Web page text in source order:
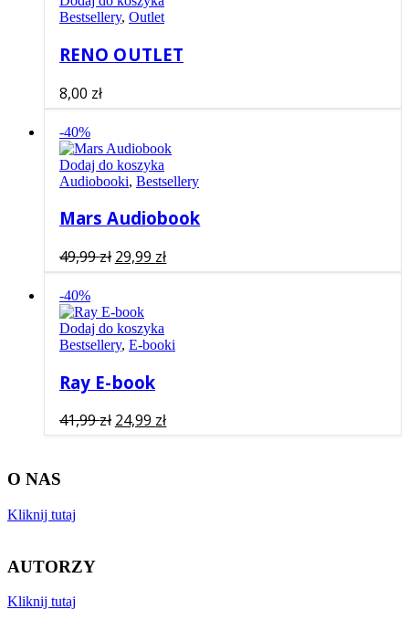
Bestsellery, Outlet
RENO OUTLET
8,00 zł
-40%
Dodaj do koszyka
Audiobooki, Bestsellery
Mars Audiobook
49,99zł Pierwotna
cena
49,99 zł.
29,99 złAktualna
cena
-40%
Dodaj do koszyka
Bestsellery, E-booki
Ray E-book
41,99zł Pierwotna
cena
24,99 złAktualna
cena
O NAS
Kliknij tutaj
AUTORZY
Kliknij tutaj